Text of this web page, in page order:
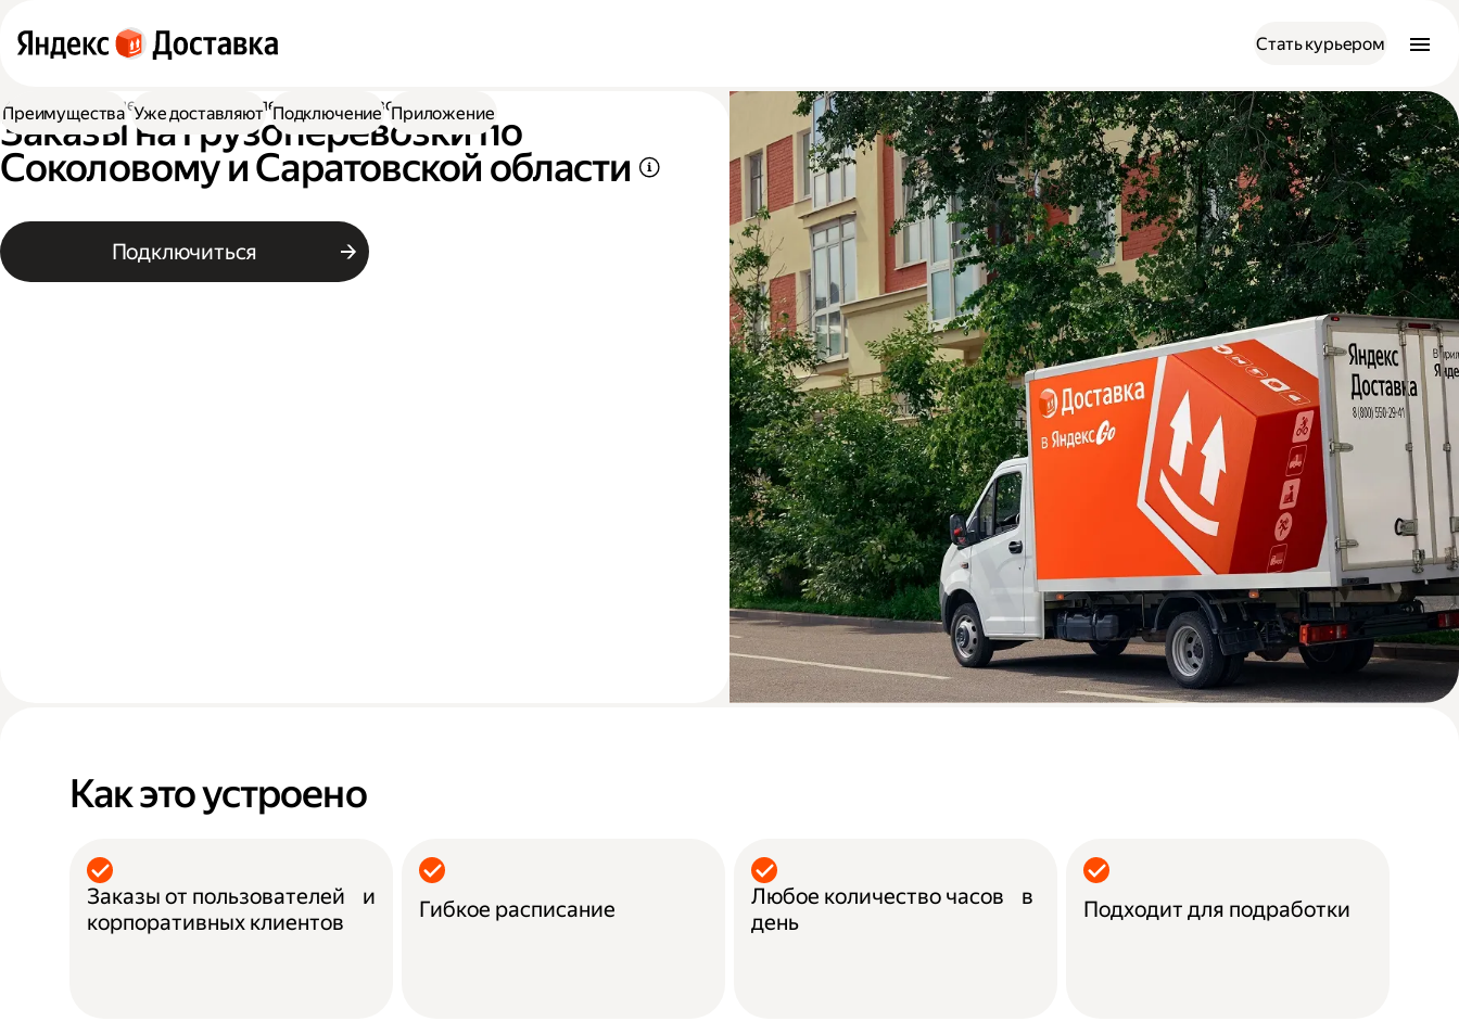
Стать курьером
Работа водителем Заказы на перевозку грузов
Заказы на грузоперевозки по
Соколовому и Саратовской области
Подключиться
Преимущества Уже доставляют Подключение Приложение
Как это устроено
Заказы от пользователей и
корпоративных клиентов
Гибкое расписание
Любое количество часов в
день
Подходит для подработки